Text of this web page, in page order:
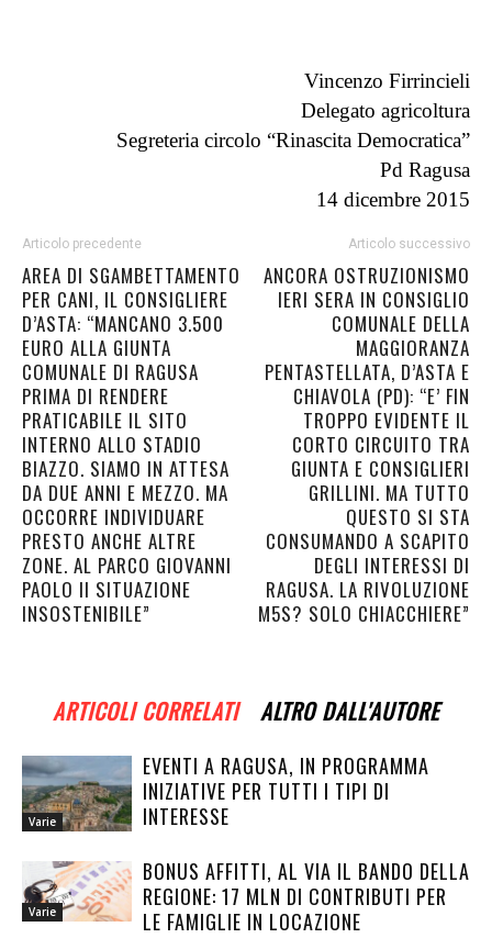
Vincenzo Firrincieli
Delegato agricoltura
Segreteria circolo “Rinascita Democratica”
Pd Ragusa
14 dicembre 2015
Articolo precedente
AREA DI SGAMBETTAMENTO
PER CANI, IL CONSIGLIERE
D’ASTA: “MANCANO 3.500
EURO ALLA GIUNTA
COMUNALE DI RAGUSA
PRIMA DI RENDERE
PRATICABILE IL SITO
INTERNO ALLO STADIO
BIAZZO. SIAMO IN ATTESA
DA DUE ANNI E MEZZO. MA
OCCORRE INDIVIDUARE
PRESTO ANCHE ALTRE
ZONE. AL PARCO GIOVANNI
PAOLO II SITUAZIONE
INSOSTENIBILE”
Articolo successivo
ANCORA OSTRUZIONISMO
IERI SERA IN CONSIGLIO
COMUNALE DELLA
MAGGIORANZA
PENTASTELLATA, D’ASTA E
CHIAVOLA (PD): “E’ FIN
TROPPO EVIDENTE IL
CORTO CIRCUITO TRA
GIUNTA E CONSIGLIERI
GRILLINI. MA TUTTO
QUESTO SI STA
CONSUMANDO A SCAPITO
DEGLI INTERESSI DI
RAGUSA. LA RIVOLUZIONE
M5S? SOLO CHIACCHIERE”
ARTICOLI CORRELATI ALTRO DALL'AUTORE
Varie
EVENTI A RAGUSA, IN PROGRAMMA
INIZIATIVE PER TUTTI I TIPI DI
INTERESSE
Varie
BONUS AFFITTI, AL VIA IL BANDO DELLA
REGIONE: 17 MLN DI CONTRIBUTI PER
LE FAMIGLIE IN LOCAZIONE